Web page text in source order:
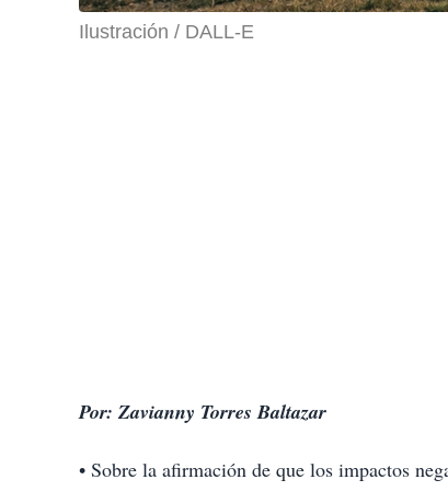
Ilustración / DALL-E
Por: Zavianny Torres Baltazar
• Sobre la afirmación de que los impactos